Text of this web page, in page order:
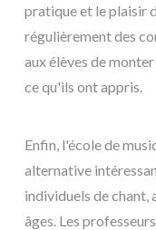
pratique et le plaisir
régulièrement des
aux élèves de
ce qu'ils ont appris.
Enfin, l'école de
alternative
individuels de chant,
âges. Les